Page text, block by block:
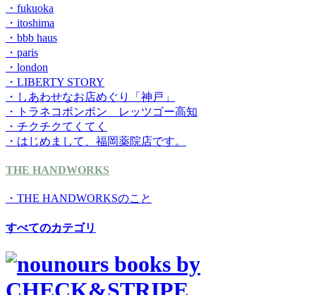
・fukuoka
・itoshima
・bbb haus
・paris
・london
・LIBERTY STORY
・しあわせなお店めぐり「神戸」
・トラネコボンボン レッツゴー高知
・チクチクてくてく
・はじめまして、福岡薬院店です。
THE HANDWORKS
・THE HANDWORKSのこと
すべてのカテゴリ